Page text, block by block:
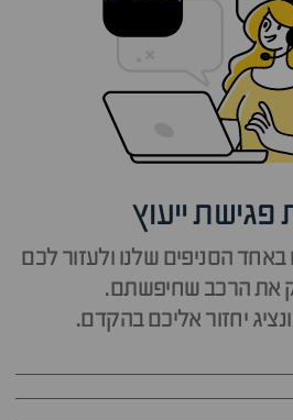
פגישת ייעוץ
הסניפים שלנו ולעזור לכם
את הרכב שחיפשתם.
יחזור אליכם בהקדם.